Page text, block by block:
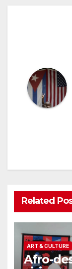
Related
ART & CULTURE
Afro-